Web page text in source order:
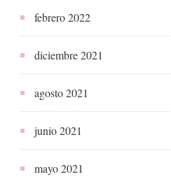
febrero 2022
diciembre 2021
agosto 2021
junio 2021
mayo 2021